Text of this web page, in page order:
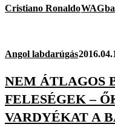
Cristiano RonaldoWAG
Angol labdarúgás
NEM ÁTLAGOS
FELESÉGEK –
VARDYÉKAT A